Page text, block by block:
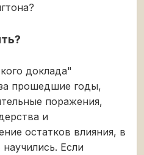
доклада"
прошедшие годы,
поражения,
и
остатков влияния, в
Если